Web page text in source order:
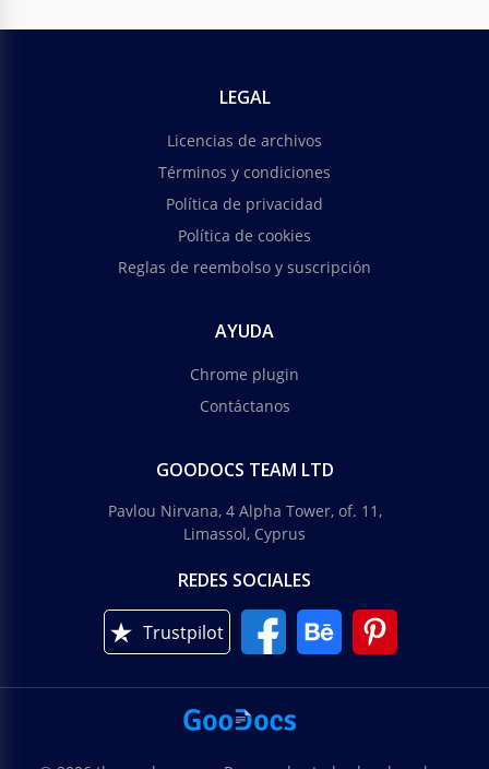
LEGAL
Licencias de archivos
Términos y condiciones
Política de privacidad
Política de cookies
Reglas de reembolso y suscripción
AYUDA
Chrome plugin
Contáctanos
GOODOCS TEAM LTD
Pavlou Nirvana, 4 Alpha Tower, of. 11,
Limassol, Cyprus
REDES SOCIALES
Trustpilot